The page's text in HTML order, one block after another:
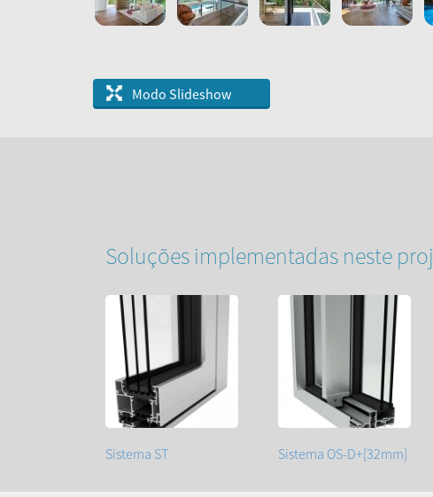
Modo Slideshow
Soluções implementadas neste
Sistema ST Sistema OS-D+[32mm]